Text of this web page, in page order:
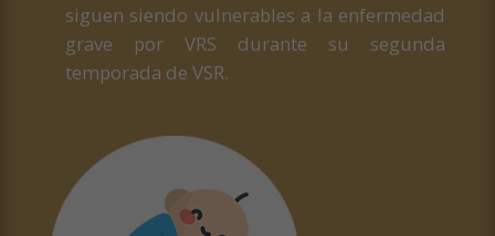
siguen siendo vulnerables a la enfermedad
grave por VRS durante su segunda
temporada de VSR.